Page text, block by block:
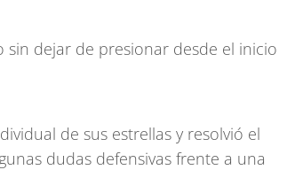
dejar de presionar desde el inicio
de sus estrellas y resolvió el
dudas defensivas frente a una